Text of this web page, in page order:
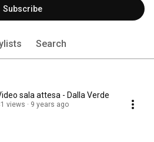
Subscribe
Search
sala attesa - Dalla Verde
views 9 years ago